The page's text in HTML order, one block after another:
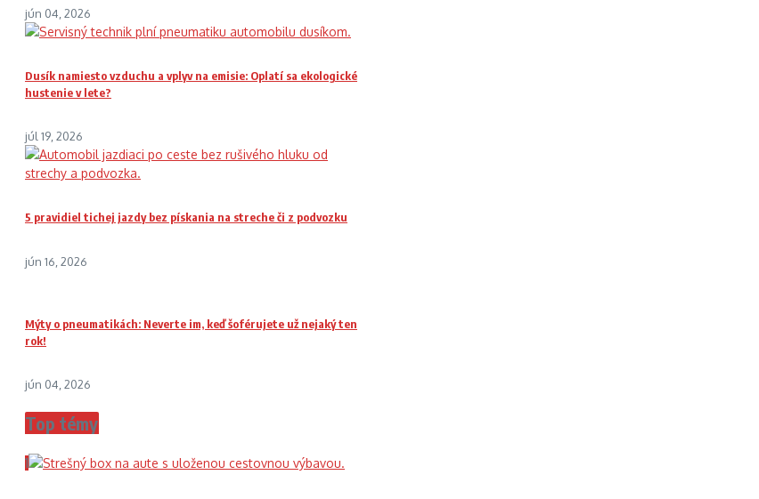
jún 04, 2026
Dusík namiesto vzduchu a vplyv na emisie: Oplatí sa ekologické
hustenie v lete?
júl 19, 2026
5 pravidiel tichej jazdy bez pískania na streche či z podvozku
jún 16, 2026
Mýty o pneumatikách: Neverte im, keď šoférujete už nejaký ten
rok!
jún 04, 2026
Top témy
1